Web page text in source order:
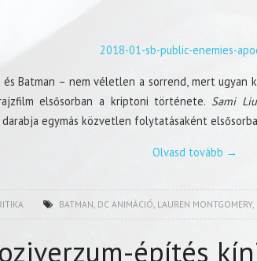
és Batman – nem véletlen a sorrend, mert ugyan
elsősorban a kriptoni története. Sami Liu
egymás közvetlen folytatásaként
Olvasd tovább →
BATMAN, DC ANIMÁCIÓ, LAUREN MONTGOMERY,
építés